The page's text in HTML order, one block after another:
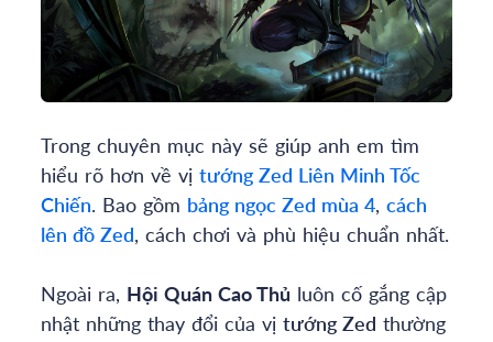
Trong chuyên mục này sẽ giúp anh em tìm
hiểu rõ hơn về vị tướng Zed Liên Minh Tốc
Chiến. Bao gồm bảng ngọc Zed mùa 4, cách
lên đồ Zed, cách chơi và phù hiệu chuẩn nhất.
Ngoài ra, Hội Quán Cao Thủ luôn cố gắng cập
nhật những thay đổi của vị tướng Zed thường